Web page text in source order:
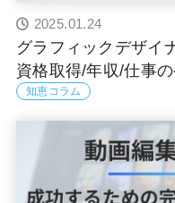
2025.01.24
グラフィックデザイ
資格取得/年収/仕事
知恵コラム